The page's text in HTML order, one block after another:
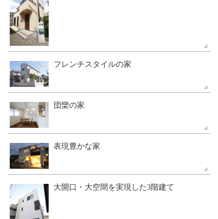
フレンチスタイルの家
団欒の家
表現豊かな家
大開口・大空間を実現した3階建て